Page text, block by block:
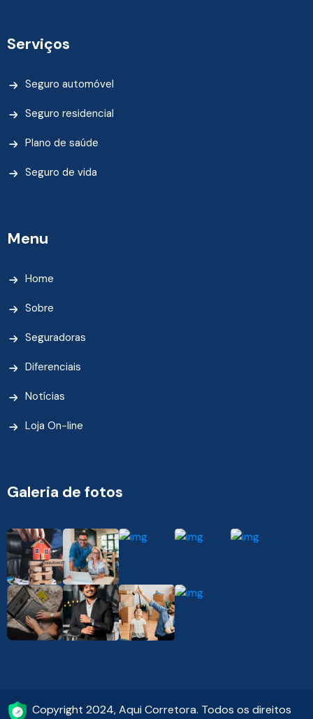
Serviços
Seguro automóvel
Seguro residencial
Plano de saúde
Seguro de vida
Menu
Home
Sobre
Seguradoras
Diferenciais
Notícias
Loja On-line
Galeria de fotos
Copyright 2024, Aqui Corretora. Todos os direitos